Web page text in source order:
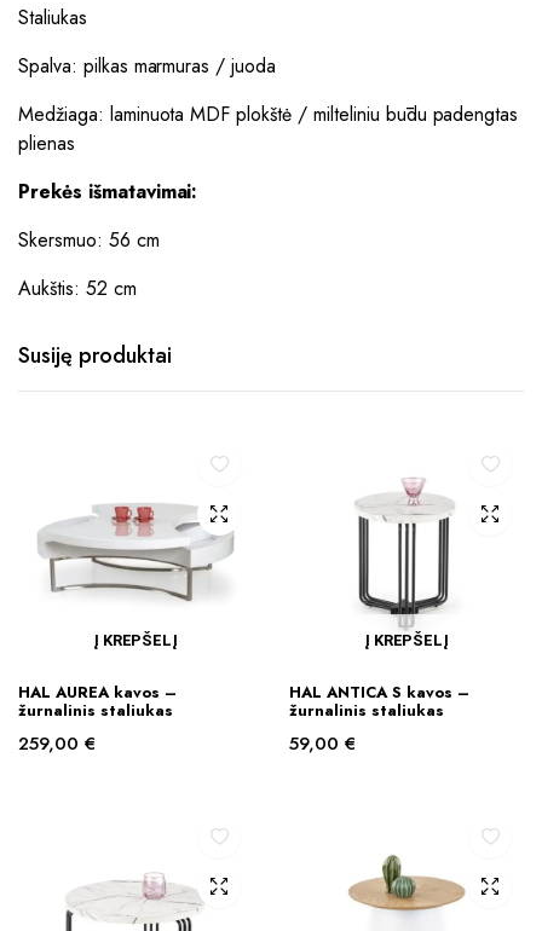
Staliukas
Spalva: pilkas marmuras / juoda
Medžiaga: laminuota MDF plokštė / milteliniu būdu padengtas
plienas
Prekės išmatavimai:
Skersmuo: 56 cm
Aukštis: 52 cm
Susiję produktai
Į KREPŠELĮ
HAL AUREA kavos –
žurnalinis staliukas
259,00 €
Į KREPŠELĮ
HAL ANTICA S kavos –
žurnalinis staliukas
59,00 €